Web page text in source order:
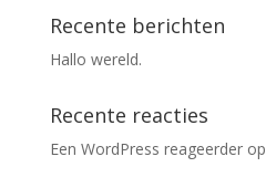
Recente berichten
Hallo wereld.
Recente reacties
Een WordPress reageerderop